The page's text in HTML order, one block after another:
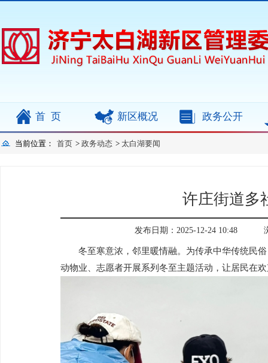
首页 新区概况 政务公开
当前位置： 首页 > 政务动态 > 太白湖要闻
许庄街道多
发布日期：2025-12-24 10:48
冬至寒意浓，邻里暖情融。为传承中华传统民
动物业、志愿者开展系列冬至主题活动，让居民在